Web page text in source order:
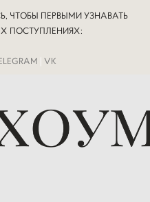
ЧТОБЫ ПЕРВЫМИ УЗНАВАТЬ
ПОСТУПЛЕНИЯХ:
| VK